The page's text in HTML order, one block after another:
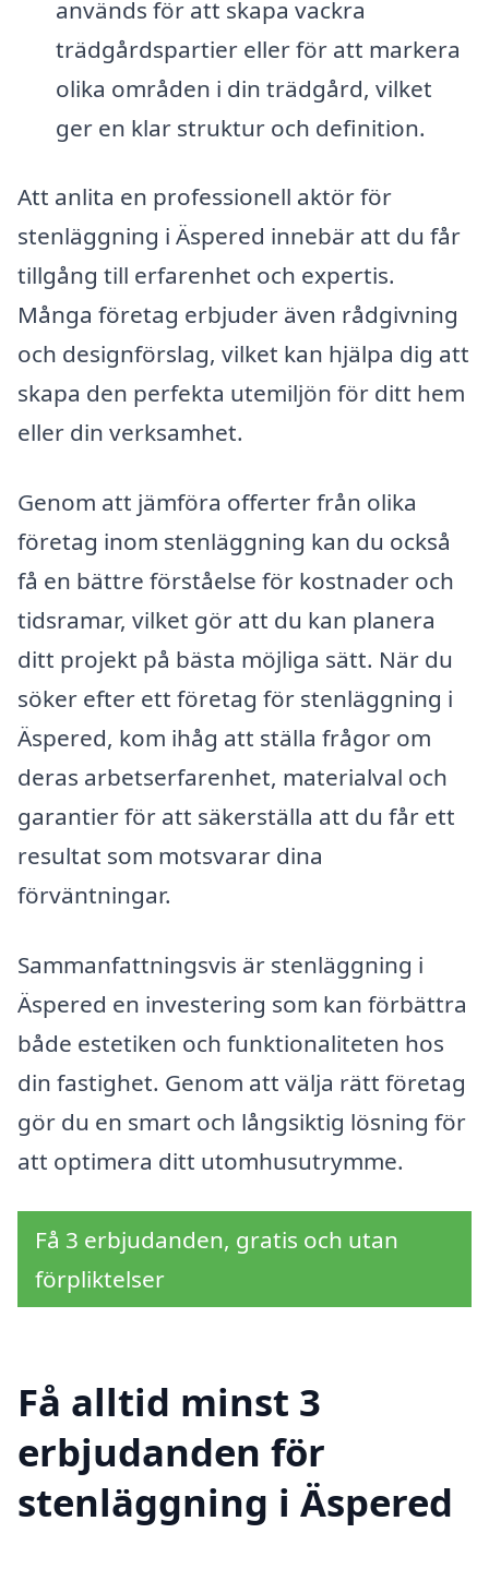
används för att skapa vackra
trädgårdspartier eller för att markera
olika områden i din trädgård, vilket
ger en klar struktur och definition.
Att anlita en professionell aktör för
stenläggning i Äspered innebär att du får
tillgång till erfarenhet och expertis.
Många företag erbjuder även rådgivning
och designförslag, vilket kan hjälpa dig att
skapa den perfekta utemiljön för ditt hem
eller din verksamhet.
Genom att jämföra offerter från olika
företag inom stenläggning kan du också
få en bättre förståelse för kostnader och
tidsramar, vilket gör att du kan planera
ditt projekt på bästa möjliga sätt. När du
söker efter ett företag för stenläggning i
Äspered, kom ihåg att ställa frågor om
deras arbetserfarenhet, materialval och
garantier för att säkerställa att du får ett
resultat som motsvarar dina
förväntningar.
Sammanfattningsvis är stenläggning i
Äspered en investering som kan förbättra
både estetiken och funktionaliteten hos
din fastighet. Genom att välja rätt företag
gör du en smart och långsiktig lösning för
att optimera ditt utomhusutrymme.
Få 3 erbjudanden, gratis och utan
förpliktelser
Få alltid minst 3
erbjudanden för
stenläggning i Äspered